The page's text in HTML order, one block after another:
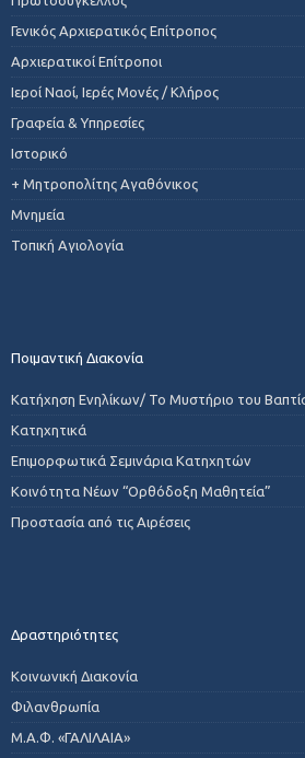
Γενικός Αρχιερατικός Επίτροπος
Αρχιερατικοί Επίτροποι
Ιεροί Ναοί, Ιερές Μονές / Κλήρος
Γραφεία & Υπηρεσίες
Ιστορικό
+ Μητροπολίτης Αγαθόνικος
Μνημεία
Τοπική Αγιολογία
Ποιμαντική Διακονία
Κατήχηση Ενηλίκων/ Το Μυστήριο του
Κατηχητικά
Επιμορφωτικά Σεμινάρια Κατηχητών
Κοινότητα Νέων “Ορθόδοξη Μαθητεία”
Προστασία από τις Αιρέσεις
Δραστηριότητες
Κοινωνική Διακονία
Φιλανθρωπία
Μ.Α.Φ. «ΓΑΛΙΛΑΙΑ»